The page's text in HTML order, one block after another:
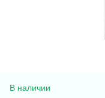
В наличии